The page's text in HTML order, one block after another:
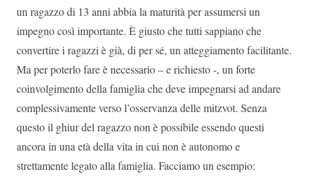
un ragazzo di 13 anni abbia la maturità per assumersi un
impegno così importante. È giusto che tutti sappiano che
convertire i ragazzi è già, di per sé, un atteggiamento facilitante.
Ma per poterlo fare è necessario – e richiesto -, un forte
coinvolgimento della famiglia che deve impegnarsi ad andare
complessivamente verso l’osservanza delle mitzvot. Senza
questo il ghiur del ragazzo non è possibile essendo questi
ancora in una età della vita in cui non è autonomo e
strettamente legato alla famiglia. Facciamo un esempio: